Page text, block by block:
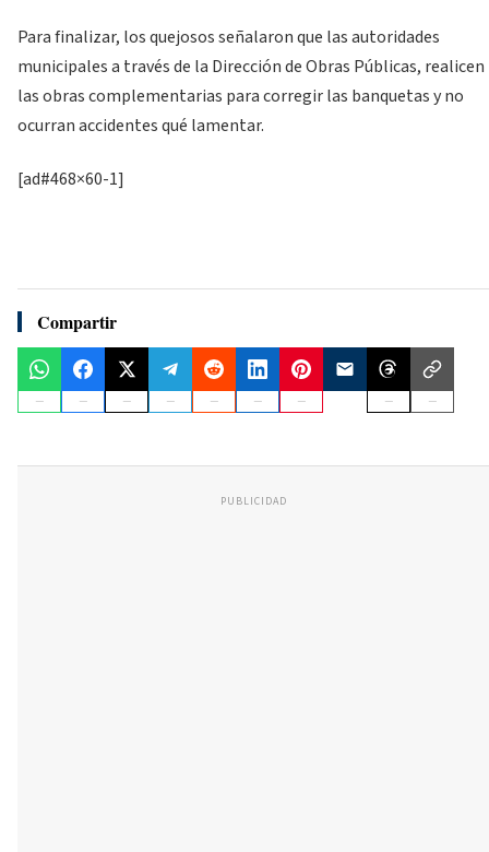
Para finalizar, los quejosos señalaron que las autoridades
municipales a través de la Dirección de Obras Públicas, realicen
las obras complementarias para corregir las banquetas y no
ocurran accidentes qué lamentar.
[ad#468×60-1]
Compartir
PUBLICIDAD